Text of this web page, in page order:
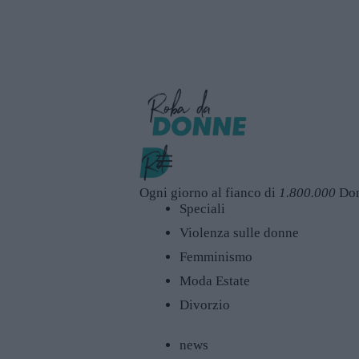
Ogni giorno al fianco di 1.800.000
Speciali
Violenza sulle donne
Femminismo
Moda Estate
Divorzio
news